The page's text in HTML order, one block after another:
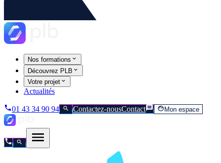
Nos formations
Découvrez PLB
Votre projet
Actualités
01 43 34 90 94 Contactez-nousContact Mon espace